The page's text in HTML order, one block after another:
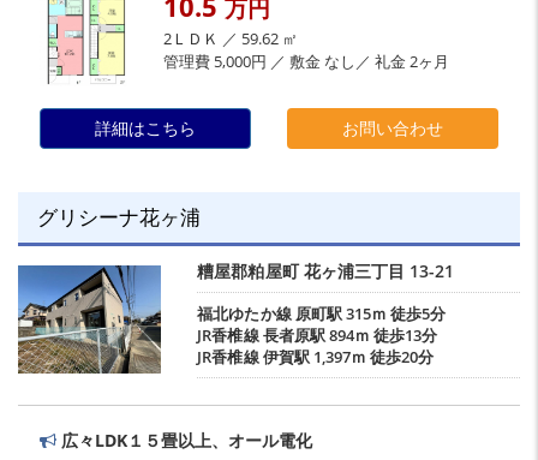
万円
2ＬＤＫ ／ 59.62 ㎡
管理費 5,000円 ／ 敷金 なし／ 礼金 2ヶ月
詳細はこちら お問い合わせ
グリシーナ花ヶ浦
糟屋郡粕屋町 花ヶ浦三丁目 13-21
福北ゆたか線 原町駅315ｍ 徒歩5分
JR香椎線長者原駅894ｍ 徒歩13分
JR香椎線伊賀駅1,397ｍ 徒歩20分
広々LDK１５畳以上、オール電化